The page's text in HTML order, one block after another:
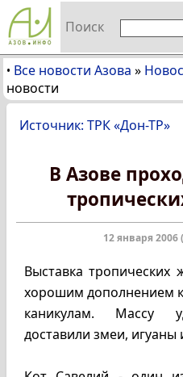
Поиск
• Все новости Азова »
новости
Источник: ТРК «Дон-ТР»
В Азове
12 января 2006
Выставка тропических
хорошим дополнением
каникулам. Массу
доставили змеи, игуаны